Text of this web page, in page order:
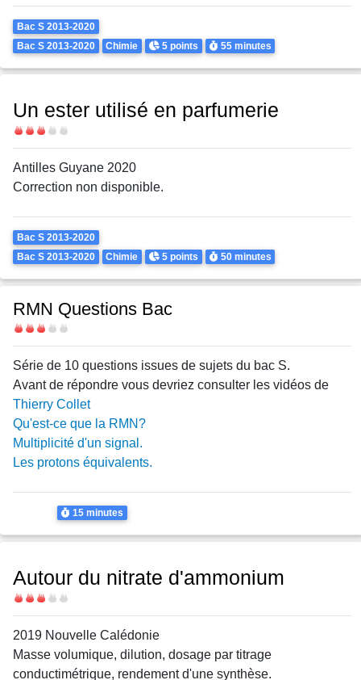
Theme
Bac S 2013-2020
Bac S 2013-2020
Chimie Points
5 points Durée
55 minutes
Un ester utilisé en parfumerie
Difficulté
Antilles Guyane 2020
Correction non disponible.
Theme
Bac S 2013-2020
Bac S 2013-2020
Chimie Points
5 points Durée
50 minutes
RMN Questions Bac
Difficulté
Body
Série de 10 questions issues de sujets du bac S.
Avant de répondre vous devriez consulter les vidéos de
Thierry Collet
Qu'est-ce que la RMN?
Multiplicité d'un signal.
Les protons équivalents.
Durée
15 minutes
Autour du nitrate d'ammonium
Difficulté
2019 Nouvelle Calédonie
Masse volumique, dilution, dosage par titrage
conductimétrique, rendement d'une synthèse.